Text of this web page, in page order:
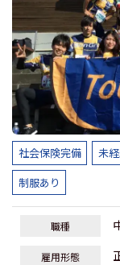
社会保険完備 未
制服あり
職種
雇用形態